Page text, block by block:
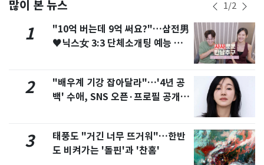
많이 본 뉴스 1/2
1
"10억 버는데 9억 써요?"…삼전男
♥닉스女 3:3 단체소개팅 예능 화
2
"배우계 기강 잡아달라"…'4년 공
백' 수애, SNS 오픈·프로필 공개
3
태풍도 "거긴 너무 뜨거워"…한반
도 비켜가는 '돌핀'과 '찬홈'